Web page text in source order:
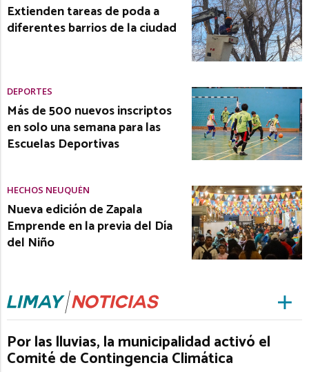
Extienden tareas de poda a
diferentes barrios de la ciudad
DEPORTES
Más de 500 nuevos inscriptos
en solo una semana para las
Escuelas Deportivas
HECHOS NEUQUÉN
Nueva edición de Zapala
Emprende en la previa del Día
del Niño
Por las lluvias, la municipalidad activó el
Comité de Contingencia Climática